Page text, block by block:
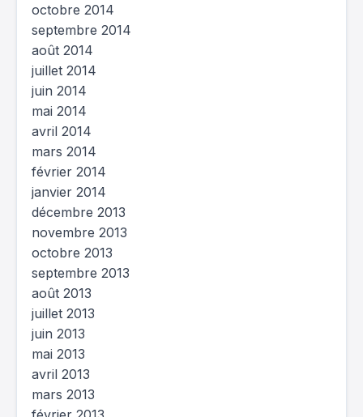
octobre 2014
septembre 2014
août 2014
juillet 2014
juin 2014
mai 2014
avril 2014
mars 2014
février 2014
janvier 2014
décembre 2013
novembre 2013
octobre 2013
septembre 2013
août 2013
juillet 2013
juin 2013
mai 2013
avril 2013
mars 2013